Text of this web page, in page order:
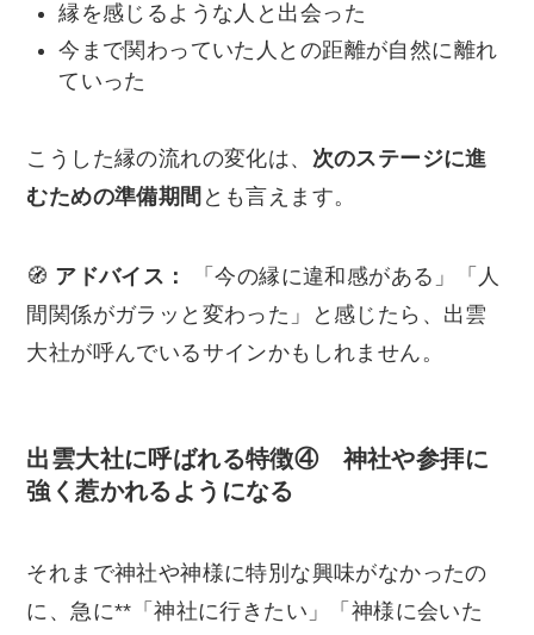
縁を感じるような人と出会った
今まで関わっていた人との距離が自然に離れ
ていった
こうした縁の流れの変化は、 次のステージに進
むための準備期間 とも言えます。
🧭 アドバイス：
「今の縁に違和感がある」「人
間関係がガラッと変わった」と感じたら、出雲
大社が呼んでいるサインかもしれません。
出雲大社に呼ばれる特徴④ 神社や参拝に
強く惹かれるようになる
それまで神社や神様に特別な興味がなかったの
に、急に**「神社に行きたい」「神様に会いた